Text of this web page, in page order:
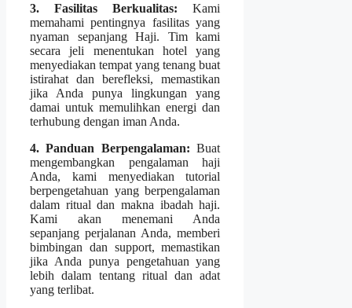
3. Fasilitas Berkualitas: Kami
memahami pentingnya fasilitas yang
nyaman sepanjang Haji. Tim kami
secara jeli menentukan hotel yang
menyediakan tempat yang tenang buat
istirahat dan berefleksi, memastikan
jika Anda punya lingkungan yang
damai untuk memulihkan energi dan
terhubung dengan iman Anda.
4. Panduan Berpengalaman: Buat
mengembangkan pengalaman haji
Anda, kami menyediakan tutorial
berpengetahuan yang berpengalaman
dalam ritual dan makna ibadah haji.
Kami akan menemani Anda
sepanjang perjalanan Anda, memberi
bimbingan dan support, memastikan
jika Anda punya pengetahuan yang
lebih dalam tentang ritual dan adat
yang terlibat.